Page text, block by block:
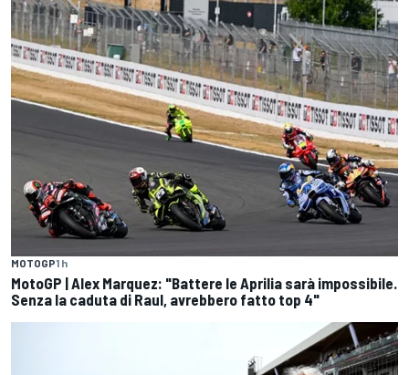
MOTOGP1 h
MotoGP | Alex Marquez: "Battere le Aprilia sarà impossibile.
Senza la caduta di Raul, avrebbero fatto top 4"